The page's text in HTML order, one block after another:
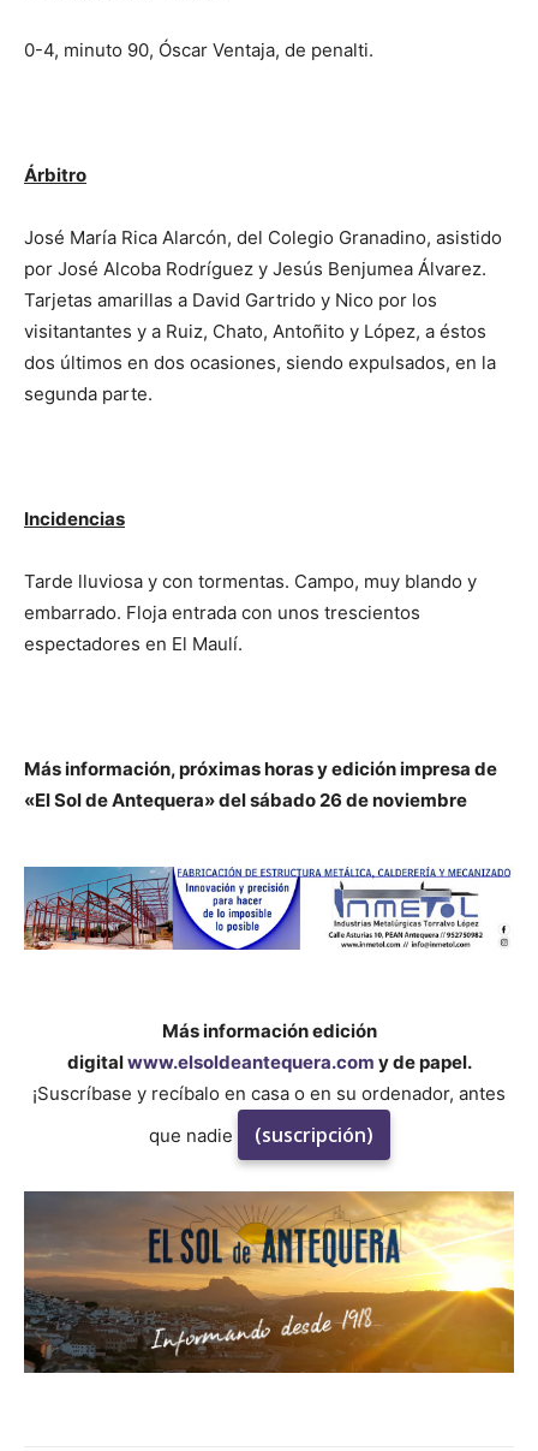
0-4, minuto 90, Óscar Ventaja, de penalti.
Árbitro
José María Rica Alarcón, del Colegio Granadino, asistido
por José Alcoba Rodríguez y Jesús Benjumea Álvarez.
Tarjetas amarillas a David Gartrido y Nico por los
visitantantes y a Ruiz, Chato, Antoñito y López, a éstos
dos últimos en dos ocasiones, siendo expulsados, en la
segunda parte.
Incidencias
Tarde lluviosa y con tormentas. Campo, muy blando y
embarrado. Floja entrada con unos trescientos
espectadores en El Maulí.
Más información, próximas horas y edición impresa de
«El Sol de Antequera» del sábado 26 de noviembre
Más información edición
digitalwww.elsoldeantequera.com y de papel.
¡Suscríbase y recíbalo en casa o en su ordenador, antes
que nadie
(suscripción)